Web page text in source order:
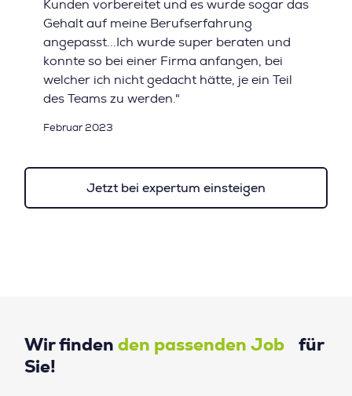
Kunden vorbereitet und es wurde sogar das
Gehalt auf meine Berufserfahrung
angepasst...Ich wurde super beraten und
konnte so bei einer Firma anfangen, bei
welcher ich nicht gedacht hätte, je ein Teil
des Teams zu werden."
Februar 2023
Jetzt bei expertum einsteigen
Wir finden den passenden Job für
Sie!